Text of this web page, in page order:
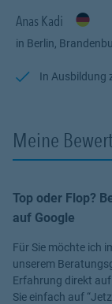
الكثير من الناطقين
العقد وما بعده
الحالية من
الحياة.
24/7، عبر:
•واتساب
• البريد الإلكتروني
Anas Kadi
in Berlin,
In Ausbildung
Meine
Top oder Flop?
auf Google
Für Sie möchte ich
unserem
Erfahrung direkt auf
Sie einfach auf